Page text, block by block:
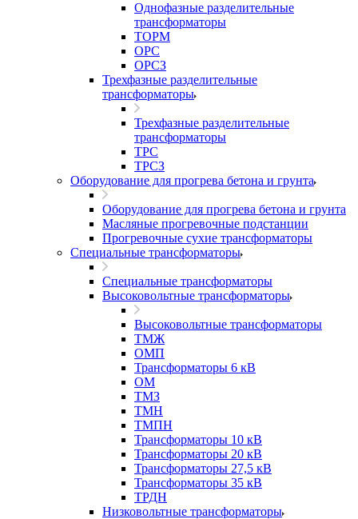
Однофазные разделительные
трансформаторы
ТОРМ
ОРС
ОРСЗ
Трехфазные разделительные
трансформаторы
Трехфазные разделительные
трансформаторы
ТРС
ТРСЗ
Оборудование для прогрева бетона и грунта
Оборудование для прогрева бетона и грунта
Масляные прогревочные подстанции
Прогревочные сухие трансформаторы
Специальные трансформаторы
Специальные трансформаторы
Высоковольтные трансформаторы
Высоковольтные трансформаторы
ТМЖ
ОМП
Трансформаторы 6 кВ
ОМ
ТМЗ
ТМН
ТМПН
Трансформаторы 10 кВ
Трансформаторы 20 кВ
Трансформаторы 27,5 кВ
Трансформаторы 35 кВ
ТРДН
Низковольтные трансформаторы